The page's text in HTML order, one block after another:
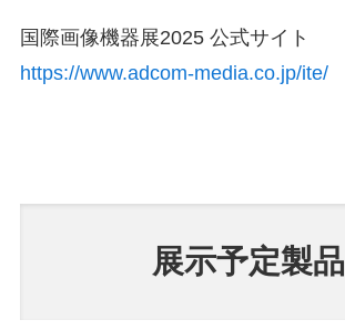
国際画像機器展2025 公式サイト
https://www.adcom-media.co.jp/ite/
展示予定製品